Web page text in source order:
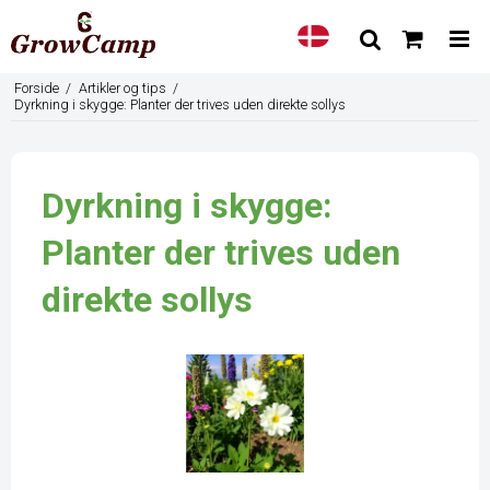
Forside / Artikler og tips /
Dyrkning i skygge: Planter der trives uden direkte sollys
Dyrkning i skygge:
Planter der trives uden
direkte sollys